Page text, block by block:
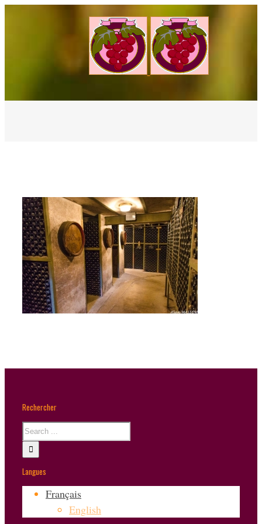
Rechercher
Langues
Français
English